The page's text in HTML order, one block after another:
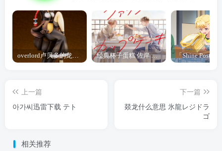
经典杯子蛋糕 佐岸 漫画「经典杯子蛋糕」宣布真人日剧化
上一篇
아가씨迅雷下载 テト
下一篇
燚龙什么意思 氷龍レジドラ
ゴ
相关推荐